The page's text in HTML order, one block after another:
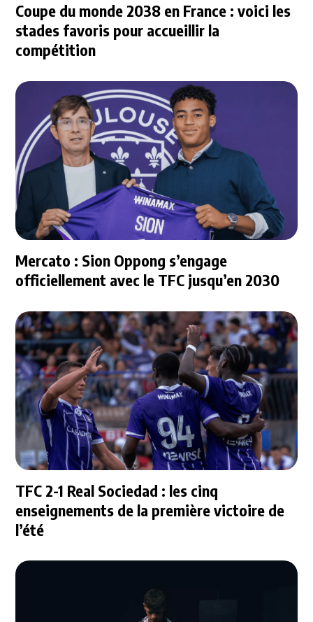
Coupe du monde 2038 en France : voici les
stades favoris pour accueillir la
compétition
Mercato : Sion Oppong s’engage
officiellement avec le TFC jusqu’en 2030
TFC 2-1 Real Sociedad : les cinq
enseignements de la première victoire de
l’été